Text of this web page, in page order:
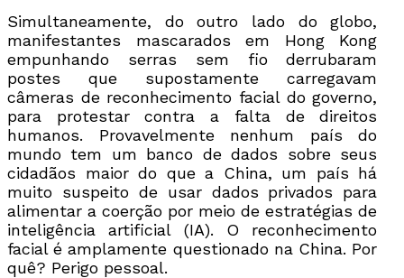
Simultaneamente, do outro lado do globo,
manifestantes mascarados em Hong Kong
empunhando serras sem fio derrubaram
postes que supostamente carregavam
câmeras de reconhecimento facial do governo,
para protestar contra a falta de direitos
humanos. Provavelmente nenhum país do
mundo tem um banco de dados sobre seus
cidadãos maior do que a China, um país há
muito suspeito de usar dados privados para
alimentar a coerção por meio de estratégias de
inteligência artificial (IA). O reconhecimento
facial é amplamente questionado na China. Por
quê? Perigo pessoal.